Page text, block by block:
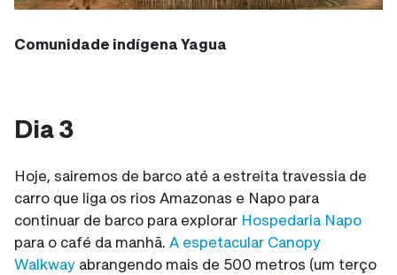
Comunidade indígena Yagua
Dia 3
Hoje, sairemos de barco até a estreita travessia de
carro que liga os rios Amazonas e Napo para
continuar de barco para explorar Hospedaria Napo
para o café da manhã. A espetacular Canopy
Walkway abrangendo mais de 500 metros (um terço